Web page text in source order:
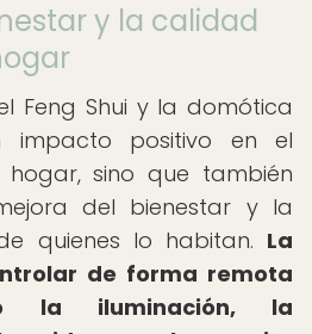
y la calidad
Feng Shui y la domótica
impacto positivo en el
sino que también
del bienestar y la
quienes lo habitan. La
de forma remota
la iluminación, la